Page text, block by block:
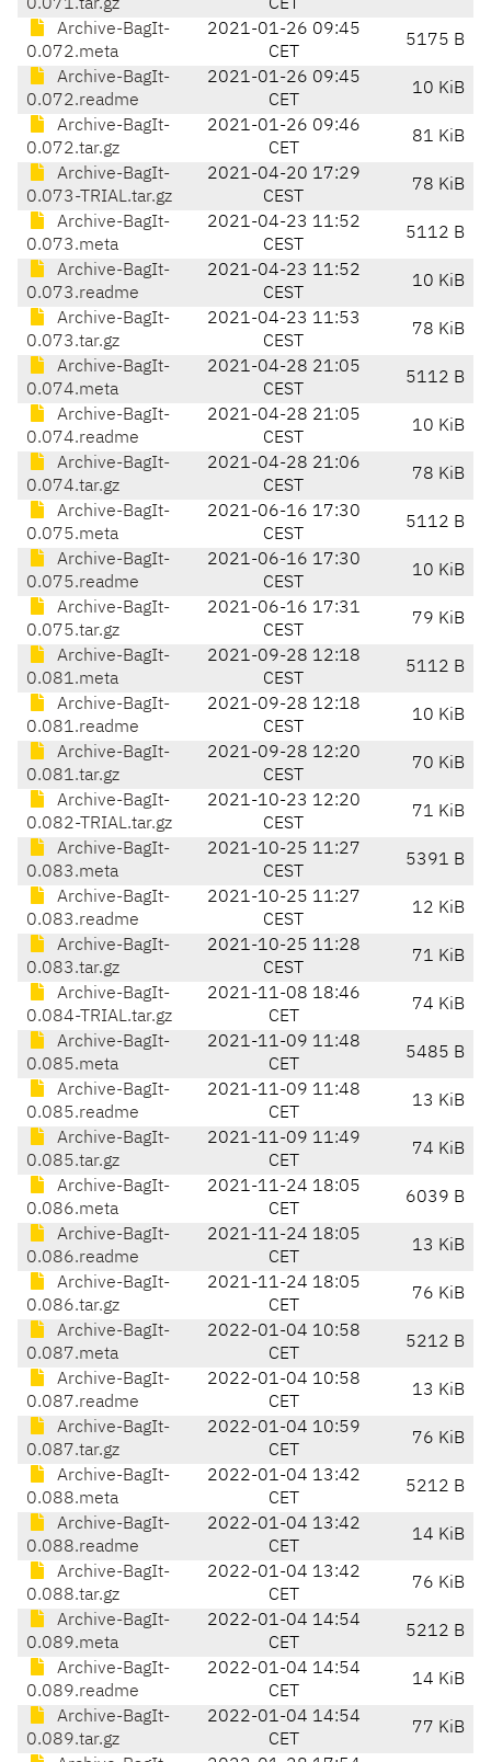
0.071.tar.gz CET
Archive-BagIt-
0.072.meta
2021-01-26 09:45
CET
5175 B
Archive-BagIt-
0.072.readme
2021-01-26 09:45
CET
10 KiB
Archive-BagIt-
0.072.tar.gz
2021-01-26 09:46
CET
81 KiB
Archive-BagIt-
0.073-TRIAL.tar.gz
2021-04-20 17:29
CEST
78 KiB
Archive-BagIt-
0.073.meta
2021-04-23 11:52
CEST
5112 B
Archive-BagIt-
0.073.readme
2021-04-23 11:52
CEST
10 KiB
Archive-BagIt-
0.073.tar.gz
2021-04-23 11:53
CEST
78 KiB
Archive-BagIt-
0.074.meta
2021-04-28 21:05
CEST
5112 B
Archive-BagIt-
0.074.readme
2021-04-28 21:05
CEST
10 KiB
Archive-BagIt-
0.074.tar.gz
2021-04-28 21:06
CEST
78 KiB
Archive-BagIt-
0.075.meta
2021-06-16 17:30
CEST
5112 B
Archive-BagIt-
0.075.readme
2021-06-16 17:30
CEST
10 KiB
Archive-BagIt-
0.075.tar.gz
2021-06-16 17:31
CEST
79 KiB
Archive-BagIt-
0.081.meta
2021-09-28 12:18
CEST
5112 B
Archive-BagIt-
0.081.readme
2021-09-28 12:18
CEST
10 KiB
Archive-BagIt-
0.081.tar.gz
2021-09-28 12:20
CEST
70 KiB
Archive-BagIt-
0.082-TRIAL.tar.gz
2021-10-23 12:20
CEST
71 KiB
Archive-BagIt-
0.083.meta
2021-10-25 11:27
CEST
5391 B
Archive-BagIt-
0.083.readme
2021-10-25 11:27
CEST
12 KiB
Archive-BagIt-
0.083.tar.gz
2021-10-25 11:28
CEST
71 KiB
Archive-BagIt-
0.084-TRIAL.tar.gz
2021-11-08 18:46
CET
74 KiB
Archive-BagIt-
0.085.meta
2021-11-09 11:48
CET
5485 B
Archive-BagIt-
0.085.readme
2021-11-09 11:48
CET
13 KiB
Archive-BagIt-
0.085.tar.gz
2021-11-09 11:49
CET
74 KiB
Archive-BagIt-
0.086.meta
2021-11-24 18:05
CET
6039 B
Archive-BagIt-
0.086.readme
2021-11-24 18:05
CET
13 KiB
Archive-BagIt-
0.086.tar.gz
2021-11-24 18:05
CET
76 KiB
Archive-BagIt-
0.087.meta
2022-01-04 10:58
CET
5212 B
Archive-BagIt-
0.087.readme
2022-01-04 10:58
CET
13 KiB
Archive-BagIt-
0.087.tar.gz
2022-01-04 10:59
CET
76 KiB
Archive-BagIt-
0.088.meta
2022-01-04 13:42
CET
5212 B
Archive-BagIt-
0.088.readme
2022-01-04 13:42
CET
14 KiB
Archive-BagIt-
0.088.tar.gz
2022-01-04 13:42
CET
76 KiB
Archive-BagIt-
0.089.meta
2022-01-04 14:54
CET
5212 B
Archive-BagIt-
0.089.readme
2022-01-04 14:54
CET
14 KiB
Archive-BagIt-
0.089.tar.gz
2022-01-04 14:54
CET
77 KiB